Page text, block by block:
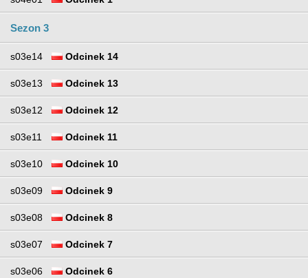
Sezon 3
s03e14 Odcinek 14
s03e13 Odcinek 13
s03e12 Odcinek 12
s03e11 Odcinek 11
s03e10 Odcinek 10
s03e09 Odcinek 9
s03e08 Odcinek 8
s03e07 Odcinek 7
s03e06 Odcinek 6